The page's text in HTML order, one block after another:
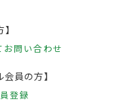
お問い合わせ
員の方】
登録